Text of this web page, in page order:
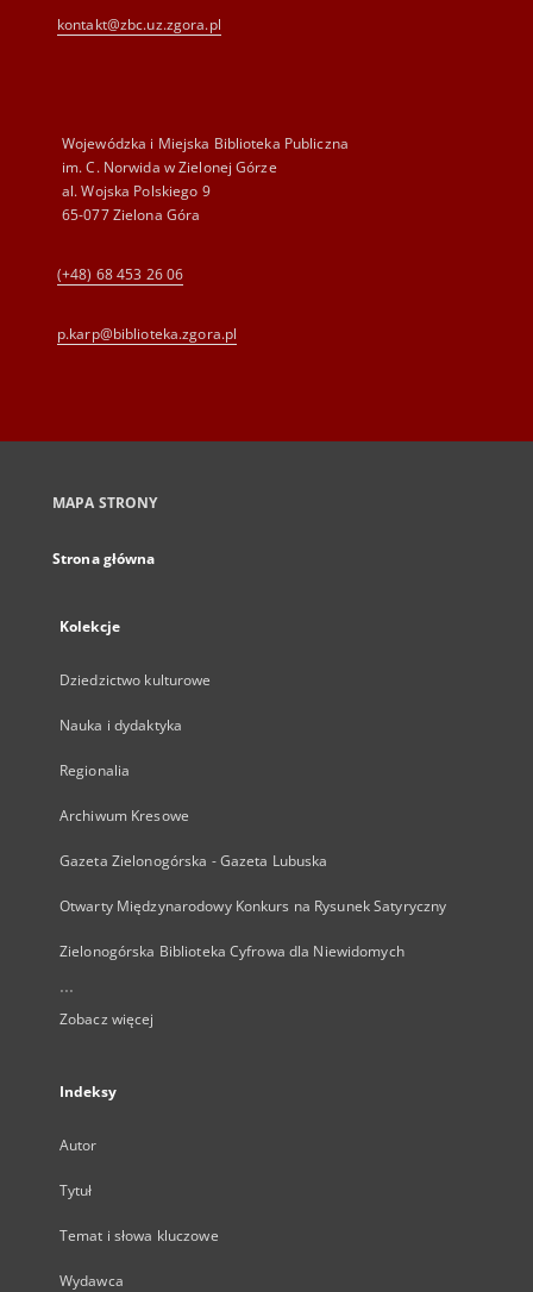
kontakt@zbc.uz.zgora.pl
Wojewódzka i Miejska Biblioteka Publiczna
im. C. Norwida w Zielonej Górze
al. Wojska Polskiego 9
65-077 Zielona Góra
(+48) 68 453 26 06
p.karp@biblioteka.zgora.pl
MAPA STRONY
Strona główna
Kolekcje
Dziedzictwo kulturowe
Nauka i dydaktyka
Regionalia
Archiwum Kresowe
Gazeta Zielonogórska - Gazeta Lubuska
Otwarty Międzynarodowy Konkurs na Rysunek Satyryczny
Zielonogórska Biblioteka Cyfrowa dla Niewidomych
...
Zobacz więcej
Indeksy
Autor
Tytuł
Temat i słowa kluczowe
Wydawca